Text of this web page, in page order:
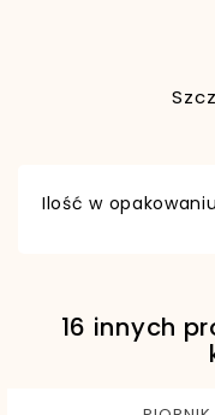
Ilość w
EAN13
16 innych